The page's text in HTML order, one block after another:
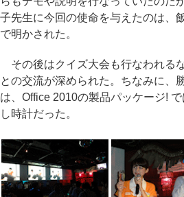
子先生に今回の使命を与えたのは、
で明かされた。
その後はクイズ大会も行なわれる
との交流が深められた。ちなみに、
は、Office 2010の製品パッケージ!
し時計だった。